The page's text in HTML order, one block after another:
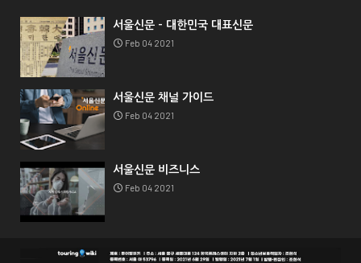
서울신문 - 대한민국 대표신문
Feb 04 2021
서울신문 채널 가이드
Feb 04 2021
서울신문 비즈니스
Feb 04 2021